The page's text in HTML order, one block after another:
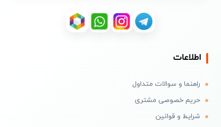
اطلاعات
راهنما و سوالات متداول
حریم خصوصی مشتری
شرایط و قوانین